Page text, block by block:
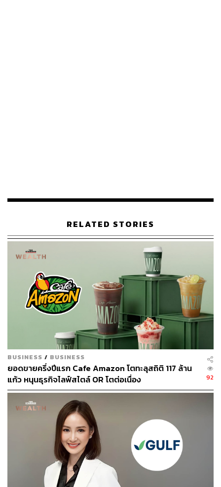
ประมาณการตามหลักอนุรักษ์นิยมที่ประเมินส่วนแบ่งกำไร
เกิดขึ้นครั้งเดียวจำนวนมากถึง 4.5 หมื่นล้านบาท จากการต่อ
รองราคาซื้อซึ่งคาดว่าจะบันทึกใน 2Q68 ด้วย
สำหรับการลงทุนใน KBANK (ปัจจุบัน GULF ถือหุ้น 3.49%)
บริษัทคาดว่าจะรับรู้รายได้จากเงินปันผลจำนวน 820 ล้าน
บาท ใน 2Q68 ผู้บริหารของ GULF กล่าวว่าการซื้อหุ้น
KBANK เพิ่มถึงระดับ 5% ของจำนวนหุ้นทั้งหมดจะต้อง
รายงาน ก.ล.ต. และระดับ 10% จะต้องขออนุมัติจาก ธปท.
InnovestX Research เชื่อว่า GULF เข้าลงทุนใน KBANK
เนื่องจากปันผลอยู่ระดับสูง และ P/E Ratio ที่ต่ำ หาก GULF
เข้าซื้อหุ้น KBANK เพิ่มในระดับพันธมิตรเชิงกลยุทธ์
ขณะที่คาดว่าบริษัทจะได้รับประโยชน์จาก synergy ที่รวมถึง
การแบ่งปันข้อมูลระหว่าง ADVANC (ผู้ใช้บริการโทรศัพท์
เคลื่อนที่ 45 ล้านราย และผู้ใช้บริการอินเทอร์เน็ตความเร็วสูง
5 ล้านราย) และ KBANK (บัญชี mobile banking 23.1 ล้าน
บัญชี) เพื่อสร้างโอกาสทางธุรกิจอื่นๆ เช่น การผนึกกำลังด้าน
Fintech และธนาคารดิจิทัล
กระทบอย่างไร:
RELATED STORIES
BUSINESS / BUSINESS
ยอดขายครึ่งปีแรก Cafe Amazon โตทะลุสถิติ 117 ล้าน
แก้ว หนุนธุรกิจไลฟ์สไตล์ OR โตต่อเนื่อง
92